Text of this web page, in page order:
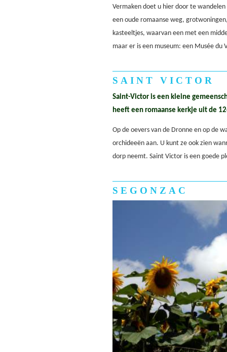
Vermaken doet u hier door te wandelen
een oude romaanse weg,
kasteeltjes, waarvan een met een
maar er is een museum: een Musée du
SAINT VICTOR
Saint-Victor is een kleine
heeft een romaanse kerkje uit de
Op de oevers van de Dronne en op de
orchideeën aan. U kunt ze ook zien
dorp neemt. Saint Victor is een goede
SEGONZAC